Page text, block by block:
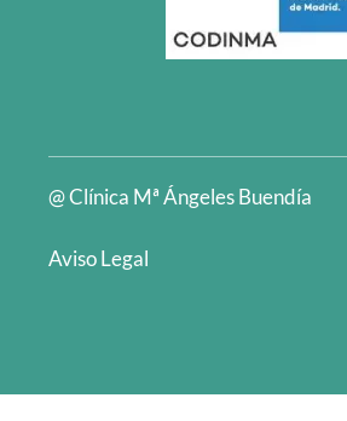
@ Clínica Mª Ángeles Buendía
Aviso Legal